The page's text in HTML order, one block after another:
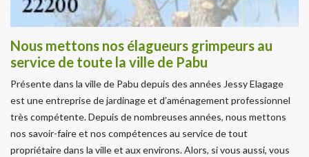
Nous mettons nos élagueurs grimpeurs au
service de toute la ville de Pabu
Présente dans la ville de Pabu depuis des années Jessy Elagage
est une entreprise de jardinage et d’aménagement professionnel
très compétente. Depuis de nombreuses années, nous mettons
nos savoir-faire et nos compétences au service de tout
propriétaire dans la ville et aux environs. Alors, si vous aussi, vous